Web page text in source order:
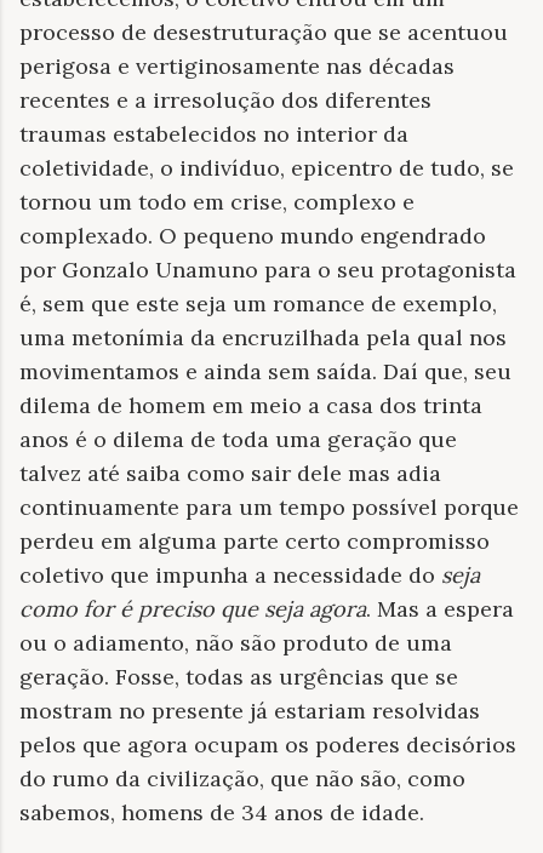
processo de desestruturação que se acentuou
perigosa e vertiginosamente nas décadas
recentes e a irresolução dos diferentes
traumas estabelecidos no interior da
coletividade, o indivíduo, epicentro de tudo, se
tornou um todo em crise, complexo e
complexado. O pequeno mundo engendrado
por Gonzalo Unamuno para o seu protagonista
é, sem que este seja um romance de exemplo,
uma metonímia da encruzilhada pela qual nos
movimentamos e ainda sem saída. Daí que, seu
dilema de homem em meio a casa dos trinta
anos é o dilema de toda uma geração que
talvez até saiba como sair dele mas adia
continuamente para um tempo possível porque
perdeu em alguma parte certo compromisso
coletivo que impunha a necessidade do seja
como for é preciso que seja agora. Mas a espera
ou o adiamento, não são produto de uma
geração. Fosse, todas as urgências que se
mostram no presente já estariam resolvidas
pelos que agora ocupam os poderes decisórios
do rumo da civilização, que não são, como
sabemos, homens de 34 anos de idade.